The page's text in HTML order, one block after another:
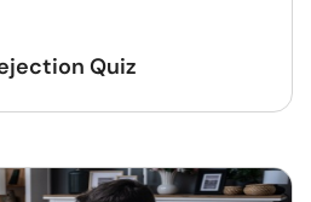
Quiz